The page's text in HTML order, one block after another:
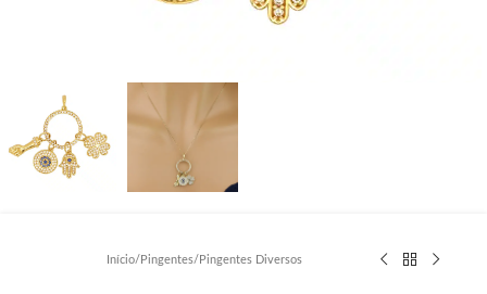
Início/ Pingentes/ Pingentes Diversos